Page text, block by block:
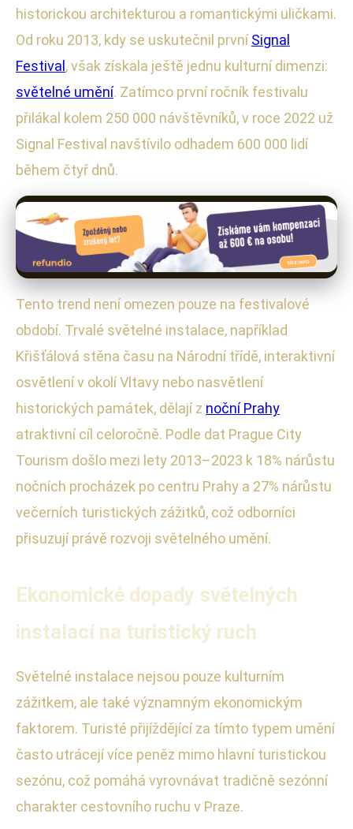
historickou architekturou a romantickými uličkami.
Od roku 2013, kdy se uskutečnil prvníSignal
Festival , však získala ještě jednu kulturní dimenzi:
světelné umění. Zatímco první ročník festivalu
přilákal kolem 250 000 návštěvníků, v roce 2022 už
Signal Festival navštívilo odhadem 600 000 lidí
během čtyř dnů.
Tento trend není omezen pouze na festivalové
období. Trvalé světelné instalace, například
Křišťálová stěna času na Národní třídě, interaktivní
osvětlení v okolí Vltavy nebo nasvětlení
historických památek, dělají z noční Prahy
atraktivní cíl celoročně. Podle dat Prague City
Tourism došlo mezi lety 2013–2023 k 18% nárůstu
nočních procházek po centru Prahy a 27% nárůstu
večerních turistických zážitků, což odborníci
přisuzují právě rozvoji světelného umění.
Ekonomické dopady světelných
instalací na turistický ruch
Světelné instalace nejsou pouze kulturním
zážitkem, ale také významným ekonomickým
faktorem. Turisté přijíždějící za tímto typem umění
často utrácejí více peněz mimo hlavní turistickou
sezónu, což pomáhá vyrovnávat tradičně sezónní
charakter cestovního ruchu v Praze.